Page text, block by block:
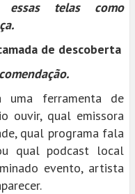
telas como
de descoberta
uma ferramenta de
ouvir, qual emissora
qual programa fala
qual podcast local
evento, artista